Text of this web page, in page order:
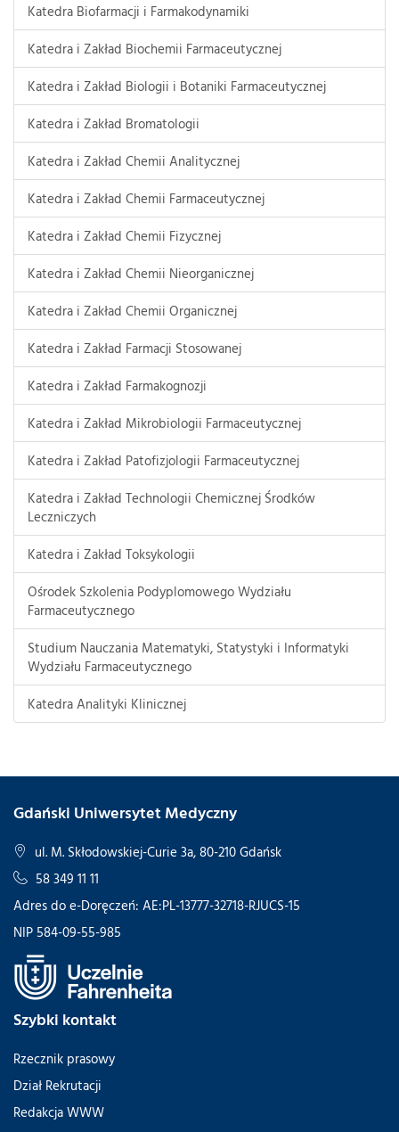
Katedra Biofarmacji i Farmakodynamiki
Katedra i Zakład Biochemii Farmaceutycznej
Katedra i Zakład Biologii i Botaniki Farmaceutycznej
Katedra i Zakład Bromatologii
Katedra i Zakład Chemii Analitycznej
Katedra i Zakład Chemii Farmaceutycznej
Katedra i Zakład Chemii Fizycznej
Katedra i Zakład Chemii Nieorganicznej
Katedra i Zakład Chemii Organicznej
Katedra i Zakład Farmacji Stosowanej
Katedra i Zakład Farmakognozji
Katedra i Zakład Mikrobiologii Farmaceutycznej
Katedra i Zakład Patofizjologii Farmaceutycznej
Katedra i Zakład Technologii Chemicznej Środków
Leczniczych
Katedra i Zakład Toksykologii
Ośrodek Szkolenia Podyplomowego Wydziału
Farmaceutycznego
Studium Nauczania Matematyki, Statystyki i Informatyki
Wydziału Farmaceutycznego
Katedra Analityki Klinicznej
Gdański Uniwersytet Medyczny
ul. M. Skłodowskiej-Curie 3a, 80-210 Gdańsk
58 349 11 11
Adres do e-Doręczeń: AE:PL-13777-32718-RJUCS-15
NIP 584-09-55-985
Szybki kontakt
Rzecznik prasowy
Dział Rekrutacji
Redakcja WWW